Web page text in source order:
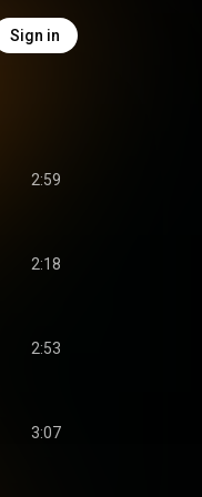
Sign in
2:59
2:18
2:53
3:07